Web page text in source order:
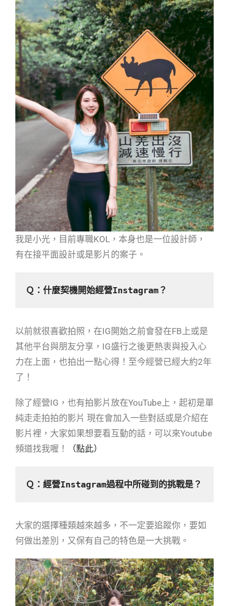
我是小光，目前專職KOL，本身也是一位設計師，
有在接平面設計或是影片的案子。
Ｑ：什麼契機開始經營Instagram？
以前就很喜歡拍照，在IG開始之前會發在FB上或是
其他平台與朋友分享，IG盛行之後更熱衷與投入心
力在上面，也拍出一點心得！至今經營已經大約2年
了！
除了經營IG，也有拍影片放在YouTube上，起初是單
純走走拍拍的影片 現在會加入一些對話或是介紹在
影片裡，大家如果想要看互動的話，可以來Youtube
頻道找我喔！
（點此）
Ｑ：經營Instagram過程中所碰到的挑戰是？
大家的選擇種類越來越多，不一定要追蹤你，要如
何做出差別，又保有自己的特色是一大挑戰。